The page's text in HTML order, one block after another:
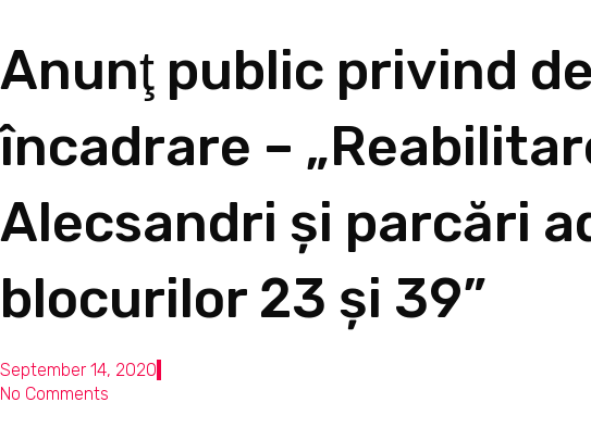
Anunţ public privind
încadrare –
Alecsandri și parcări
blocurilor 23 și 39”
September 14, 2020
No Comments